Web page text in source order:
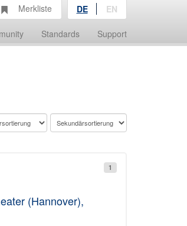
Standards Support
Merkliste DE EN
1
(Hannover),